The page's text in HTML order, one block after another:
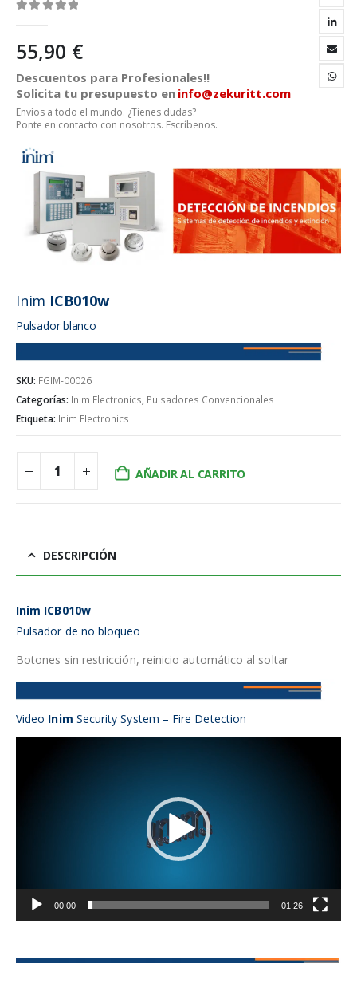
55,90 €
Descuentos para Profesionales!!
Solicita tu presupuesto en info@zekuritt.com
Envíos a todo el mundo. ¿Tienes dudas?
Ponte en contacto con nosotros. Escríbenos.
Inim ICB010w
Pulsador blanco
SKU: FGIM-00026
Categorías: Inim Electronics, Pulsadores Convencionales
Etiqueta: Inim Electronics
AÑADIR AL CARRITO
DESCRIPCIÓN
Inim ICB010w
Pulsador de no bloqueo
Botones sin restricción, reinicio automático al soltar
Video Inim Security System – Fire Detection
00:00 01:26